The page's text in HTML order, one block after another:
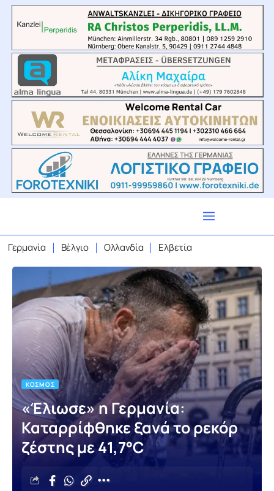
Γερμανία Βέλγιο Ολλανδία Ελβετία
ΚΌΣΜΟΣ
«Έλιωσε» η Γερμανία:
Καταρρίφθηκε ξανά το ρεκόρ
ζέστης με 41,7°C